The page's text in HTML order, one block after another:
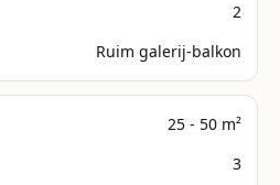
2
Ruim galerij-balkon
25 - 50 m²
3